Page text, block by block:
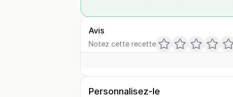
Avis
Notez cette recette
Personnalisez-le